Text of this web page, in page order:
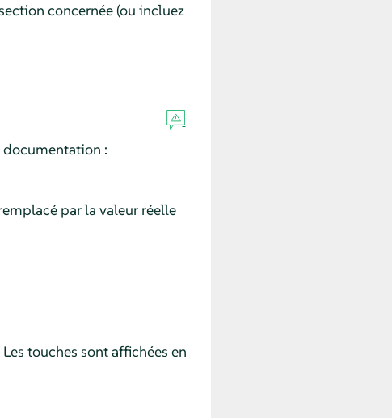
concernée (ou incluez
:
par la valeur réelle
touches sont affichées en